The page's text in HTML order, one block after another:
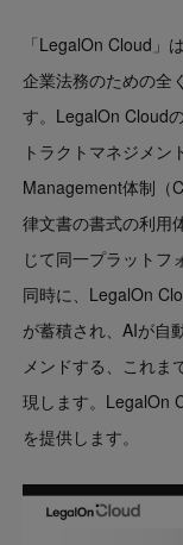
「LegalOn Cloud」
企業法務のための全
す。LegalOn Cloud
トラクトマネジメ
Management体制（
律文書の書式の利用
じて同一プラットフ
同時に、LegalOn
が蓄積され、AIが自
メンドする、これま
現します。LegalOn
を提供します。